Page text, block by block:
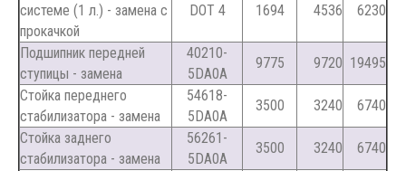
системе (1 л.) - замена с
прокачкой
DOT 4 1694 4536 6230
Подшипник передней
ступицы - замена
40210-
5DA0A
9775 9720 19495
Стойка переднего
стабилизатора - замена
54618-
5DA0A
3500 3240
6740
Стойка заднего
стабилизатора - замена
56261-
5DA0A
3500 3240 6740